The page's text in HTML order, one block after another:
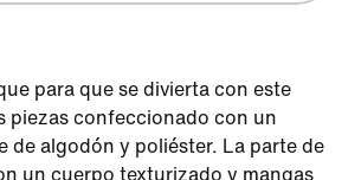
para que se divierta con este
piezas confeccionado con un
de algodón y poliéster. La parte de
un cuerpo texturizado y mangas